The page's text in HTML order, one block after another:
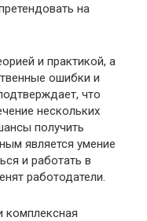
на
и практикой, а
ошибки и
что
нескольких
получить
является умение
и работать в
работодатели.
комплексная